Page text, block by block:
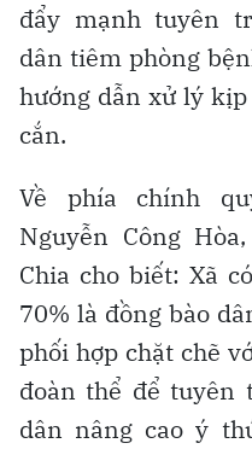
đẩy mạnh tuyên
dân tiêm phòng
hướng dẫn xử lý
cắn.
Về phía chính
Nguyễn Công
Chia cho biết: Xã
70% là đồng bào
phối hợp chặt chẽ
đoàn thể để tuyên
dân nâng cao ý